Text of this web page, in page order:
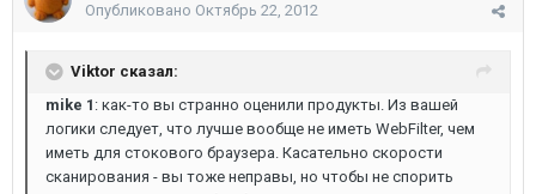
Опубликовано Октябрь 22, 2012
Viktor сказал:
mike 1 : как-то вы странно оценили продукты. Из вашей
логики следует, что лучше вообще не иметь WebFilter, чем
иметь для стокового браузера. Касательно скорости
сканирования - вы тоже неправы, но чтобы не спорить